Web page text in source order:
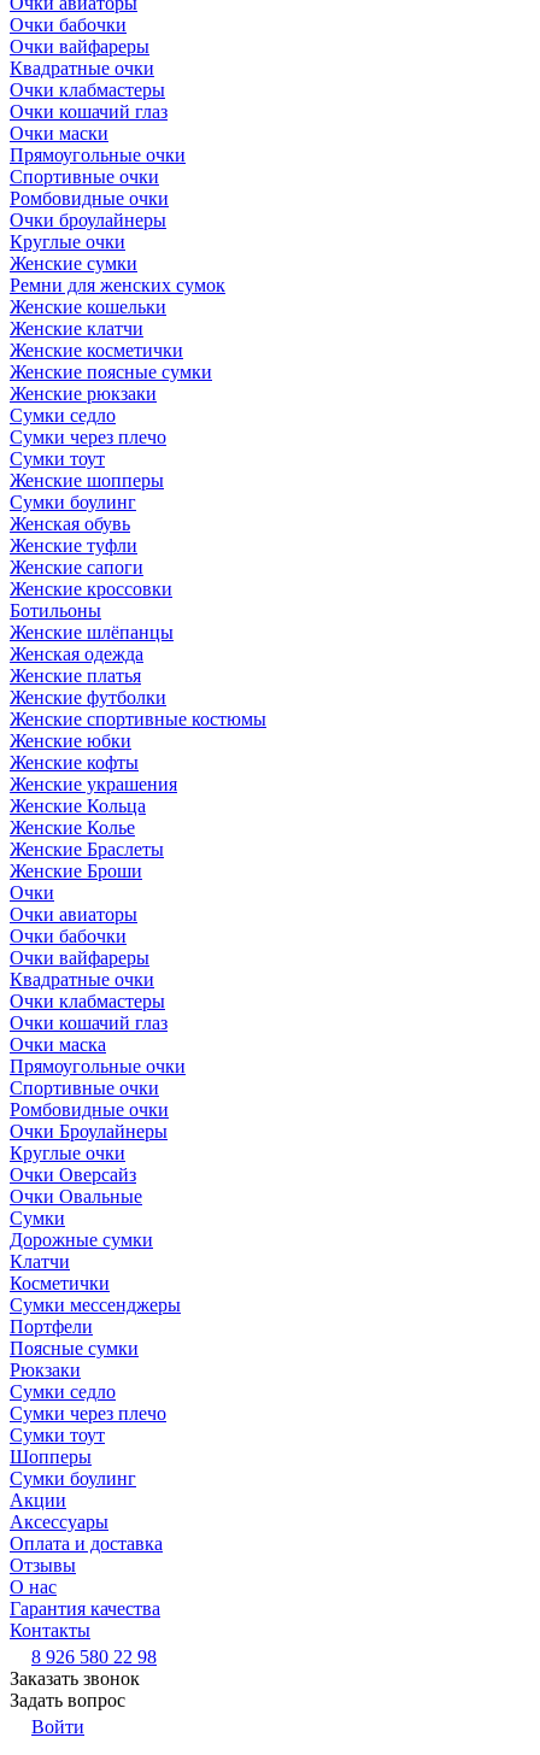
Очки бабочки
Очки вайфареры
Квадратные очки
Очки клабмастеры
Очки кошачий глаз
Очки маски
Прямоугольные очки
Спортивные очки
Ромбовидные очки
Очки броулайнеры
Круглые очки
Женские сумки
Ремни для женских сумок
Женские кошельки
Женские клатчи
Женские косметички
Женские поясные сумки
Женские рюкзаки
Сумки седло
Сумки через плечо
Сумки тоут
Женские шопперы
Сумки боулинг
Женская обувь
Женские туфли
Женские сапоги
Женские кроссовки
Ботильоны
Женские шлёпанцы
Женская одежда
Женские платья
Женские футболки
Женские спортивные костюмы
Женские юбки
Женские кофты
Женские украшения
Женские Кольца
Женские Колье
Женские Браслеты
Женские Броши
Очки
Очки авиаторы
Очки бабочки
Очки вайфареры
Квадратные очки
Очки клабмастеры
Очки кошачий глаз
Очки маска
Прямоугольные очки
Спортивные очки
Ромбовидные очки
Очки Броулайнеры
Круглые очки
Очки Оверсайз
Очки Овальные
Сумки
Дорожные сумки
Клатчи
Косметички
Сумки мессенджеры
Портфели
Поясные сумки
Рюкзаки
Сумки седло
Сумки через плечо
Сумки тоут
Шопперы
Сумки боулинг
Акции
Аксессуары
Оплата и доставка
Отзывы
О нас
Гарантия качества
Контакты
8 926 580 22 98
Заказать звонок
Задать вопрос
Войти